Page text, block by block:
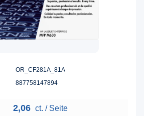
OR_CF281A_81A
887758147894
2,06 ct. / Seite